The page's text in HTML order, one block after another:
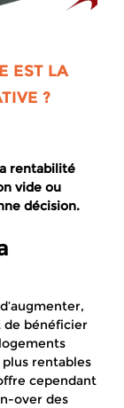
EST LA
?
rentabilité
vide ou
décision.
de bénéficier
rentables
cependant
over des